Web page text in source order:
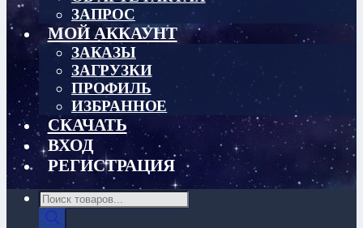
ЗАПРОС
МОЙ АККАУНТ
ЗАКАЗЫ
ЗАГРУЗКИ
ПРОФИЛЬ
ИЗБРАННОЕ
СКАЧАТЬ
ВХОД
РЕГИСТРАЦИЯ
Поиск
товаров